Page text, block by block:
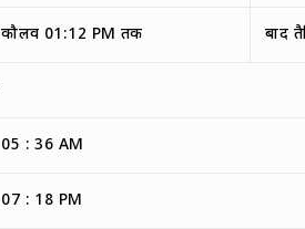
कौलव 01:12 PM तक बाद
05 : 36 AM
07 : 18 PM